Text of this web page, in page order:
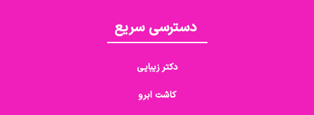
دسترسی سریع
دکتر زیبایی
کاشت ابرو